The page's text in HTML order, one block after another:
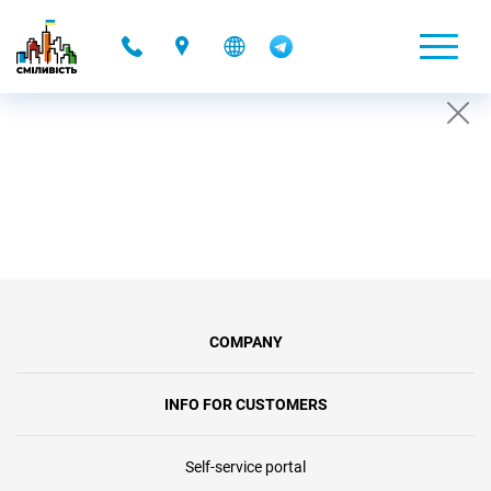
COMPANY
INFO FOR CUSTOMERS
Self-service portal